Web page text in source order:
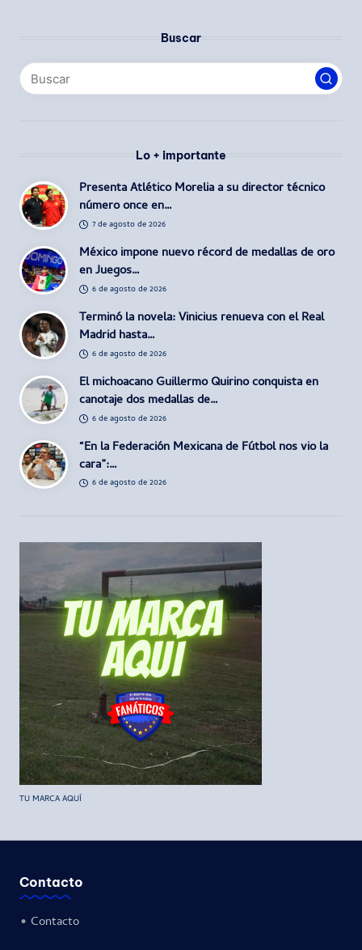
Buscar
Lo + importante
Presenta Atlético Morelia a su director técnico
número once en…
7 de agosto de 2026
México impone nuevo récord de medallas de oro
en Juegos…
6 de agosto de 2026
Terminó la novela: Vinicius renueva con el Real
Madrid hasta…
6 de agosto de 2026
El michoacano Guillermo Quirino conquista en
canotaje dos medallas de…
6 de agosto de 2026
“En la Federación Mexicana de Fútbol nos vio la
cara”:…
6 de agosto de 2026
TU MARCA AQUÍ
Contacto
• Contacto